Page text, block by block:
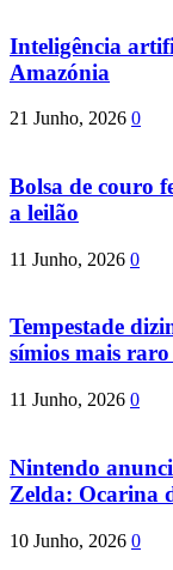
Inteligência
Amazónia
21 Junho, 2026 0
Bolsa de couro
a leilão
11 Junho, 2026 0
Tempestade
símios mais
11 Junho, 2026 0
Nintendo
Zelda: Ocarina
10 Junho, 2026 0